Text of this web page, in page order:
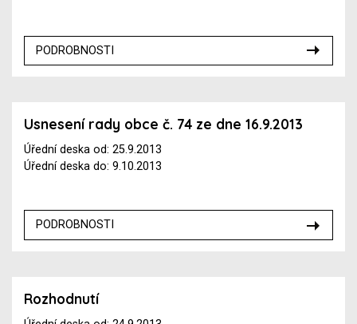
PODROBNOSTI
Usnesení rady obce č. 74 ze dne 16.9.2013
Úřední deska od: 25.9.2013
Úřední deska do: 9.10.2013
PODROBNOSTI
Rozhodnutí